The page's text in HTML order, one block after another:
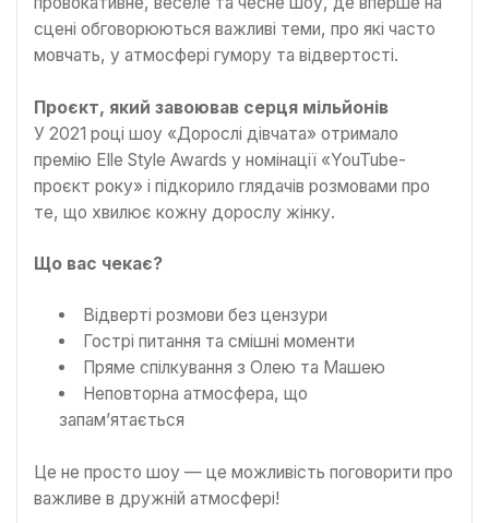
сцені обговорюються важливі теми, про які часто
мовчать, у атмосфері гумору та відвертості.
Проєкт, який завоював серця мільйонів
У 2021 році шоу «Дорослі дівчата» отримало
премію Elle Style Awards у номінації «YouTube-
проєкт року» і підкорило глядачів розмовами про
те, що хвилює кожну дорослу жінку.
Що вас чекає?
Відверті розмови без цензури
Гострі питання та смішні моменти
Пряме спілкування з Олею та Машею
Неповторна атмосфера, що
запам’ятається
Це не просто шоу — це можливість поговорити про
важливе в дружній атмосфері!